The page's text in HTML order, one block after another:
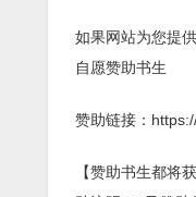
如果网站为您提
自愿赞助书生
赞助链接：
【赞助书生都将